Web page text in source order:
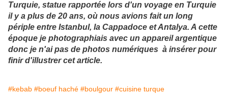
Turquie, statue rapportée lors d'un voyage en Turquie
il y a plus de 20 ans, où nous avions fait un long
périple entre Istanbul, la Cappadoce et Antalya. A cette
époque je photographiais avec un appareil argentique
donc je n'ai pas de photos numériques à insérer pour
finir d'illustrer cet article.
#kebab #boeuf haché #boulgour #cuisine turque